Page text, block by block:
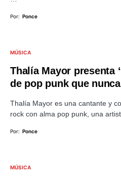
Por: Ponce
MÚSICA
Thalía Mayor presenta
de pop punk que
Thalía Mayor es una cantante y
rock con alma pop punk, una
Por: Ponce
MÚSICA